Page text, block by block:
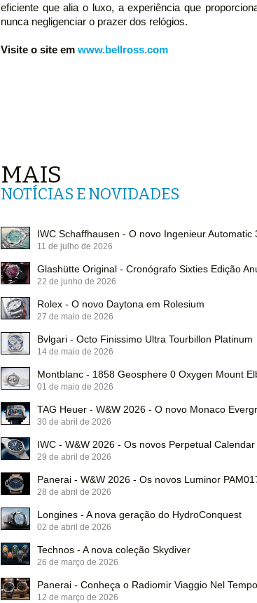
eficiente que alia o luxo, a experiência que
nunca negligenciar o prazer dos relógios.
Visite o site em www.bellross.com
MAIS
NOTÍCIAS E NOVIDADES
IWC Schaffhausen - O novo Ingenieur Automatic
11 de julho de 2026
Glashütte Original - Cronógrafo Sixties Edição
22 de junho de 2026
Rolex - O novo Daytona em Rolesium
27 de maio de 2026
Bvlgari - Octo Finissimo Ultra Tourbillon Platinum
14 de maio de 2026
Montblanc - 1858 Geosphere 0 Oxygen Mount
01 de maio de 2026
TAG Heuer - W&W 2026 - O novo Monaco
30 de abril de 2026
IWC - W&W 2026 - Os novos Perpetual
29 de abril de 2026
Panerai - W&W 2026 - Os novos Luminor
28 de abril de 2026
Longines - A nova geração do HydroConquest
02 de abril de 2026
Technos - A nova coleção Skydiver
26 de março de 2026
Panerai - Conheça o Radiomir Viaggio Nel
12 de março de 2026